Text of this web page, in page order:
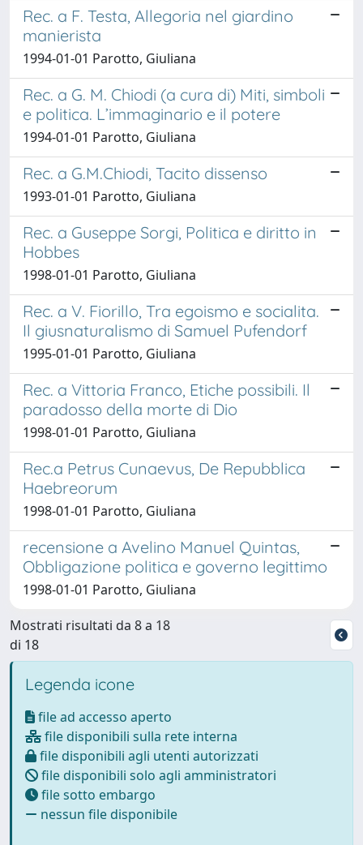
Rec. a F. Testa, Allegoria nel giardino
manierista
1994-01-01 Parotto, Giuliana
Rec. a G. M. Chiodi (a cura di) Miti, simboli
e politica. L’immaginario e il potere
1994-01-01 Parotto, Giuliana
Rec. a G.M.Chiodi, Tacito dissenso
1993-01-01 Parotto, Giuliana
Rec. a Guseppe Sorgi, Politica e diritto in
Hobbes
1998-01-01 Parotto, Giuliana
Rec. a V. Fiorillo, Tra egoismo e socialita.
Il giusnaturalismo di Samuel Pufendorf
1995-01-01 Parotto, Giuliana
Rec. a Vittoria Franco, Etiche possibili. Il
paradosso della morte di Dio
1998-01-01 Parotto, Giuliana
Rec.a Petrus Cunaevus, De Repubblica
Haebreorum
1998-01-01 Parotto, Giuliana
recensione a Avelino Manuel Quintas,
Obbligazione politica e governo legittimo
1998-01-01 Parotto, Giuliana
Mostrati risultati da 8 a 18
di 18
Legenda icone
file ad accesso aperto
file disponibili sulla rete interna
file disponibili agli utenti autorizzati
file disponibili solo agli amministratori
file sotto embargo
nessun file disponibile